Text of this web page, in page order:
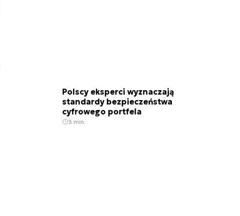
Polscy eksperci wyznaczają
standardy bezpieczeństwa
cyfrowego portfela
3 min.